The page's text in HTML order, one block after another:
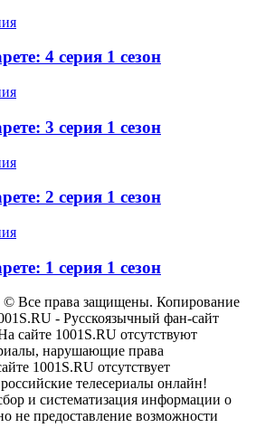
4 серия 1 сезон
3 серия 1 сезон
2 серия 1 сезон
1 серия 1 сезон
© Все права защищены. Копирование
- Русскоязычный фан-сайт
сайте 1001S.RU отсутствуют
нарушающие права
1001S.RU отсутствует
телесериалы онлайн!
и систематизация информации о
не предоставление возможности